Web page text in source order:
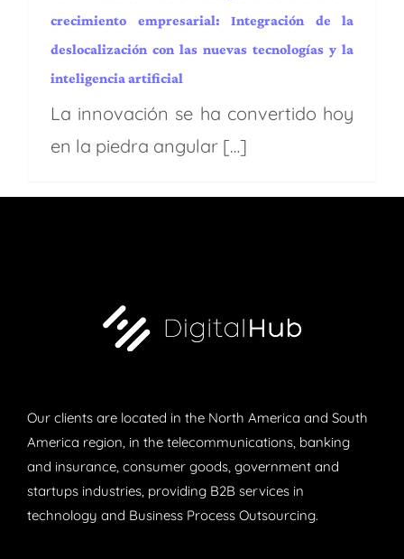
crecimiento empresarial: Integración de la
deslocalización con las nuevas tecnologías y la
inteligencia artificial
La innovación se ha convertido hoy
en la piedra angular […]
Our clients are located in the North America and South
America region, in the telecommunications, banking
and insurance, consumer goods, government and
startups industries, providing B2B services in
technology and Business Process Outsourcing.